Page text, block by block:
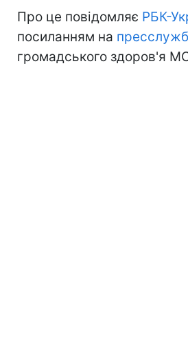
Про це повідомляє РБК-
посиланням на
громадського здоров'я